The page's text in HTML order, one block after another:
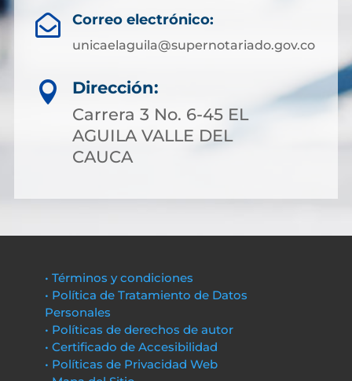
 Correo electrónico:
unicaelaguila@supernotariado.gov.co

Dirección:
Carrera 3 No. 6-45 EL
AGUILA VALLE DEL
CAUCA
• Términos y condiciones
• Política de Tratamiento de Datos
Personales
• Políticas de derechos de autor
• Certificado de Accesibilidad
• Políticas de Privacidad Web